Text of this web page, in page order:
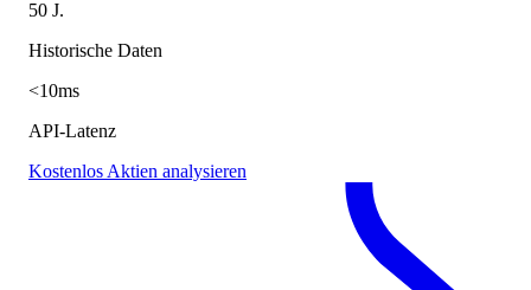
50 J.
Historische Daten
<10ms
API-Latenz
Kostenlos Aktien analysieren